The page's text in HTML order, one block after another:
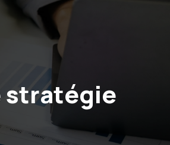
stratégie